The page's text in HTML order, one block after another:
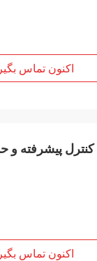
اکنون تماس
پیشرفته و
اکنون تماس